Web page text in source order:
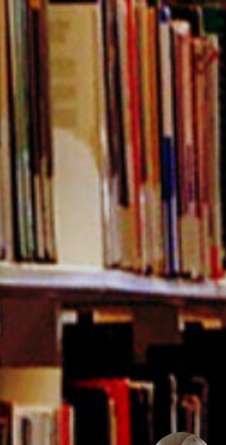
コ
ン
テ
ン
ツ
ス
キ
プ